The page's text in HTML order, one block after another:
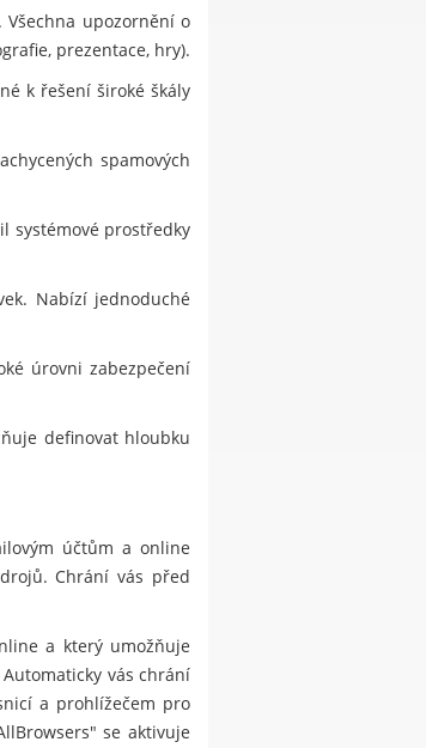
upozornění o
prezentace, hry).
k řešení široké škály
spamových
systémové prostředky
Nabízí jednoduché
úrovni zabezpečení
definovat hloubku
účtům a online
Chrání vás před
a který umožňuje
vás chrání
a prohlížečem pro
se aktivuje